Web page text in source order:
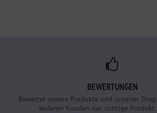
BEWERTUNGEN
Bewertet unsere Produkte und unseren
anderen Kunden das richtige Produkt